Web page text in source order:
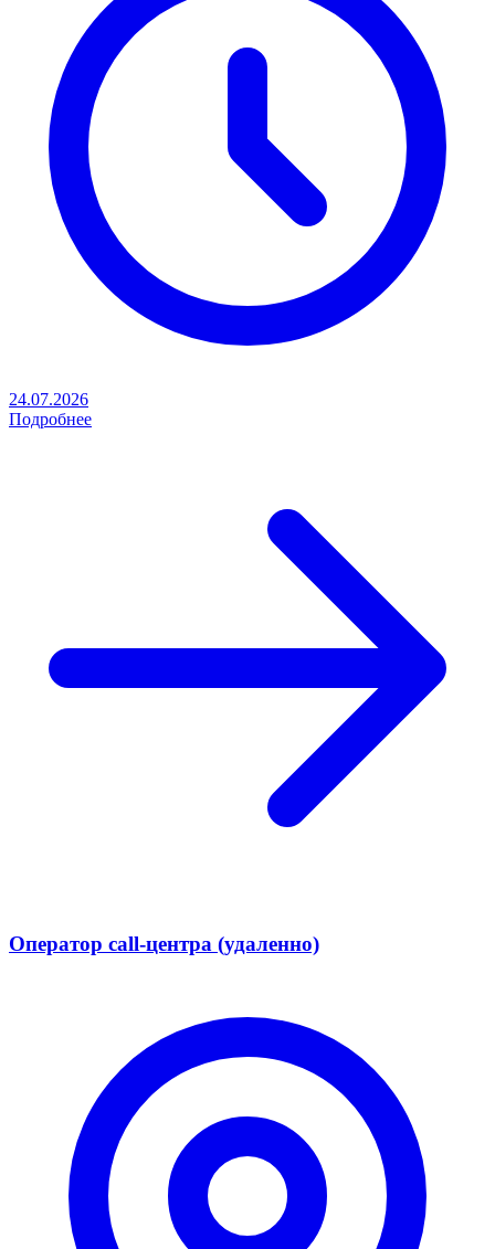
24.07.2026
Подробнее
Оператор call-центра (удаленно)